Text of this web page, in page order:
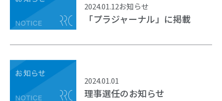
2024.01.12お知らせ
「プラジャーナル」に掲載
2024.01.01
理事選任のお知らせ